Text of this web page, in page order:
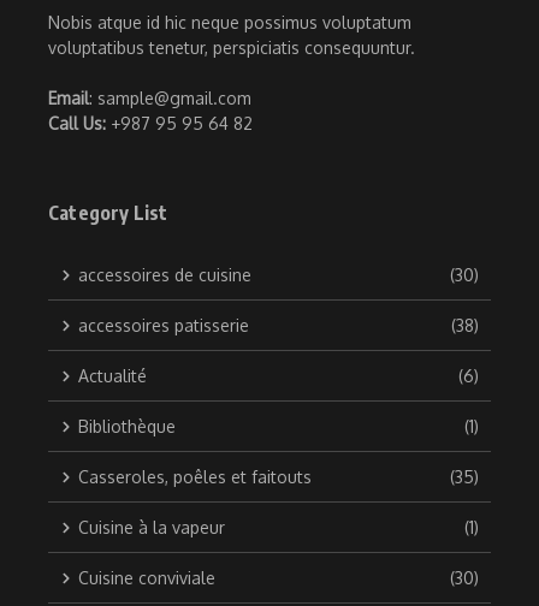
Nobis atque id hic neque possimus voluptatum
voluptatibus tenetur, perspiciatis consequuntur.
Email: sample@gmail.com
Call Us: +987 95 95 64 82
Category List
accessoires de cuisine (30)
accessoires patisserie (38)
Actualité (6)
Bibliothèque (1)
Casseroles, poêles et faitouts (35)
Cuisine à la vapeur (1)
Cuisine conviviale (30)